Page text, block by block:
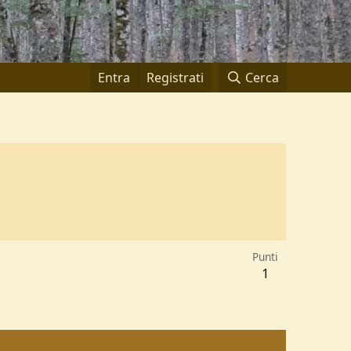
Entra Registrati Cerca
Punti
1